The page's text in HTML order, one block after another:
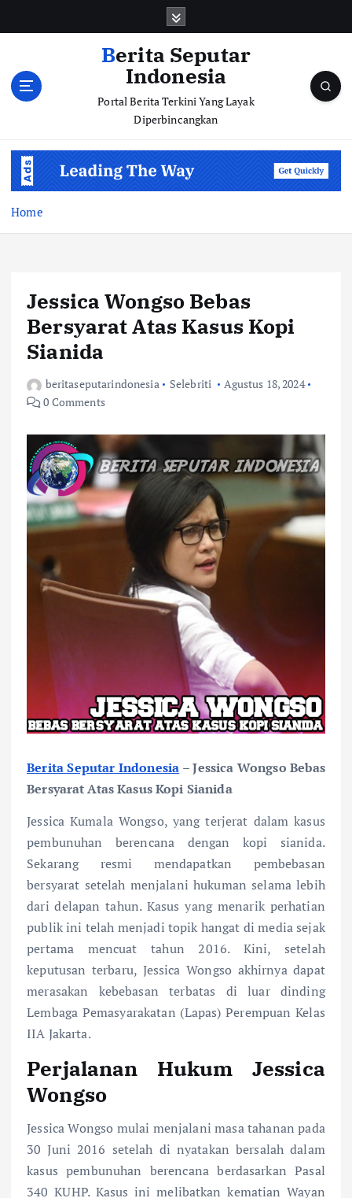
Berita Seputar
Indonesia
Portal Berita Terkini Yang Layak
Diperbincangkan
Home
Jessica Wongso Bebas
Bersyarat Atas Kasus Kopi
Sianida
beritaseputarindonesia Selebriti
Agustus 18, 2024
0 Comments
Berita Seputar Indonesia – Jessica Wongso Bebas
Bersyarat Atas Kasus Kopi Sianida
Jessica Kumala Wongso, yang terjerat dalam kasus
pembunuhan berencana dengan kopi sianida.
Sekarang resmi mendapatkan pembebasan
bersyarat setelah menjalani hukuman selama lebih
dari delapan tahun. Kasus yang menarik perhatian
publik ini telah menjadi topik hangat di media sejak
pertama mencuat tahun 2016. Kini, setelah
keputusan terbaru, Jessica Wongso akhirnya dapat
merasakan kebebasan terbatas di luar dinding
Lembaga Pemasyarakatan (Lapas) Perempuan Kelas
IIA Jakarta.
Perjalanan Hukum Jessica
Wongso
Jessica Wongso mulai menjalani masa tahanan pada
30 Juni 2016 setelah di nyatakan bersalah dalam
kasus pembunuhan berencana berdasarkan Pasal
340 KUHP. Kasus ini melibatkan kematian Wayan